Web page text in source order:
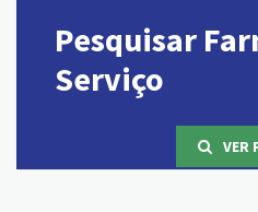
Pesquisar
Serviço
VER